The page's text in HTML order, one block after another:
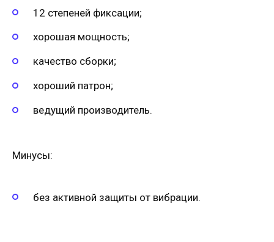
12 степеней фиксации;
хорошая мощность;
качество сборки;
хороший патрон;
ведущий производитель.
Минусы:
без активной защиты от вибрации.